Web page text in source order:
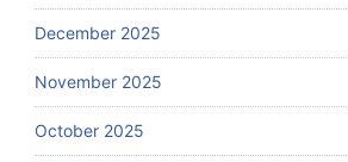
December 2025
November 2025
October 2025